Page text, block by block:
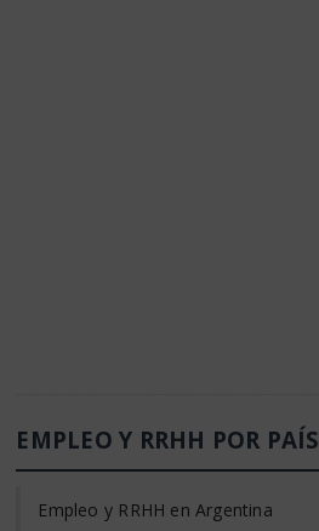
EMPLEO Y RRHH POR PAÍS
Empleo y RRHH en Argentina